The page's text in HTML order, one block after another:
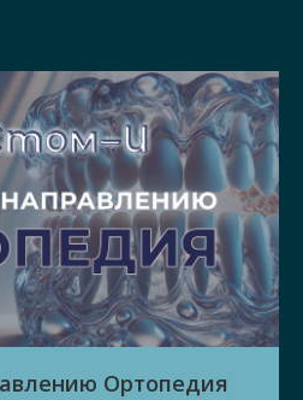
Ортопедия